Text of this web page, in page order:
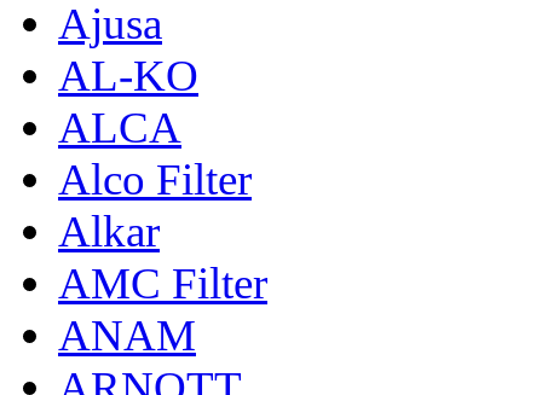
Ajusa
AL-KO
ALCA
Alco Filter
Alkar
AMC Filter
ANAM